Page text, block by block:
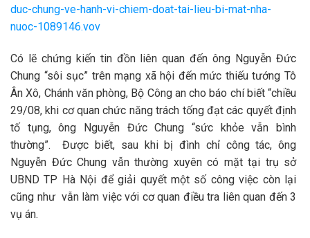
duc-chung-ve-hanh-vi-chiem-doat-tai-lieu-bi-mat-nha-
nuoc-1089146.vov
Có lẽ chứng kiến tin đồn liên quan đến ông Nguyễn Đức
Chung “sôi sục” trên mạng xã hội đến mức thiếu tướng Tô
Ân Xô, Chánh văn phòng, Bộ Công an cho báo chí biết “chiều
29/08, khi cơ quan chức năng trách tống đạt các quyết định
tố tụng, ông Nguyễn Đức Chung “sức khỏe vẫn bình
thường”. Được biết, sau khi bị đình chỉ công tác, ông
Nguyễn Đức Chung vẫn thường xuyên có mặt tại trụ sở
UBND TP Hà Nội để giải quyết một số công việc còn lại
cũng như vẫn làm việc với cơ quan điều tra liên quan đến 3
vụ án.